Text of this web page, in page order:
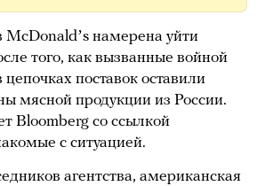
McDonaldʼs намерена уйти
того, как вызванные войной
поставок оставили
мясной продукции из России.
Bloomberg со ссылкой
с ситуацией.
агентства, американская